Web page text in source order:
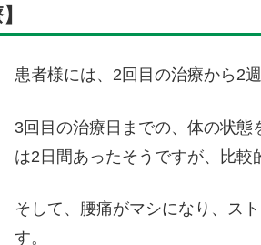
患者様には、2回目の治療から2
3回目の治療日までの、体の状態
は2日間あったそうですが、比較
そして、腰痛がマシになり、ス
す。